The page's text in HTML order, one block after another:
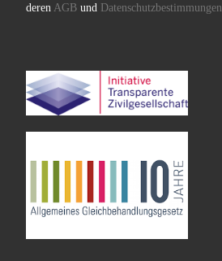
deren AGBund Datenschutzbestimmungen